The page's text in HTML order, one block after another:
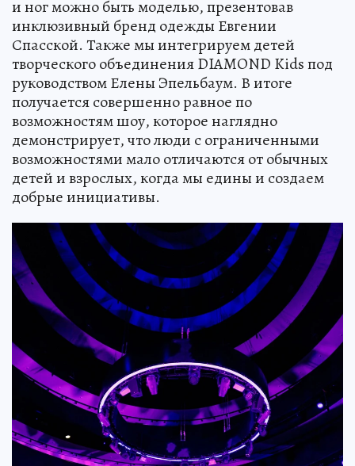
и ног можно быть моделью, презентовав
инклюзивный бренд одежды Евгении
Спасской. Также мы интегрируем детей
творческого объединения DIAMOND Kids под
руководством Елены Эпельбаум. В итоге
получается совершенно равное по
возможностям шоу, которое наглядно
демонстрирует, что люди с ограниченными
возможностями мало отличаются от обычных
детей и взрослых, когда мы едины и создаем
добрые инициативы.